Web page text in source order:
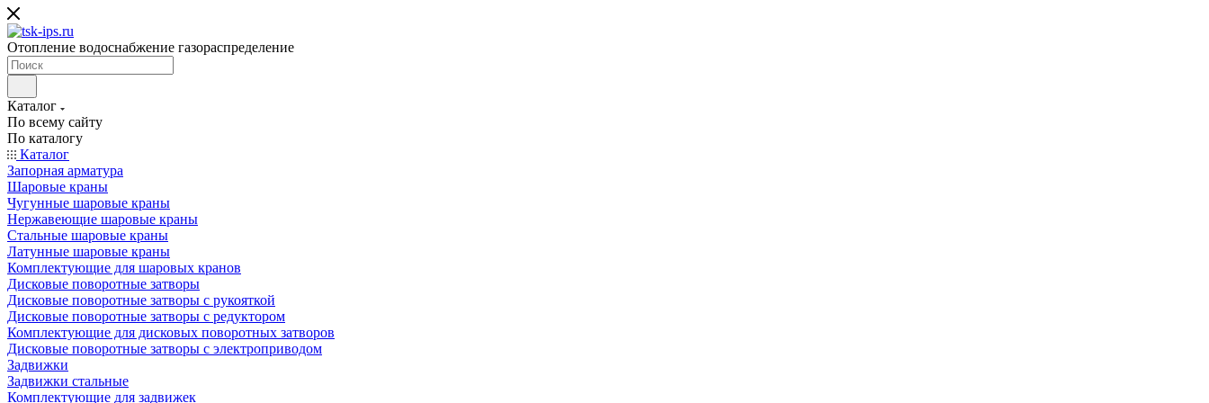
Отопление водоснабжение газораспределение
Каталог
По всему сайту
По каталогу
Каталог
Запорная арматура
Шаровые краны
Чугунные шаровые краны
Нержавеющие шаровые краны
Стальные шаровые краны
Латунные шаровые краны
Комплектующие для шаровых кранов
Дисковые поворотные затворы
Дисковые поворотные затворы с рукояткой
Дисковые поворотные затворы с редуктором
Комплектующие для дисковых поворотных затворов
Дисковые поворотные затворы с электроприводом
Задвижки
Задвижки стальные
Комплектующие для задвижек